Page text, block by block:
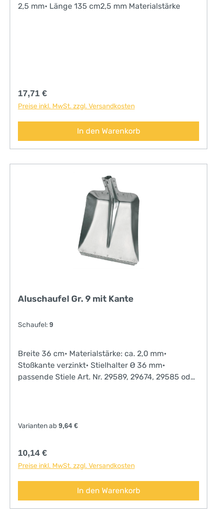
2,5 mm• Länge 135 cm2,5 mm Materialstärke
Regulärer Preis:
17,71 €
Preise inkl. MwSt. zzgl. Versandkosten
In den Warenkorb
Aluschaufel Gr. 9 mit Kante
Schaufel: 9
Breite 36 cm• Materialstärke: ca. 2,0 mm•
Stoßkante verzinkt• Stielhalter Ø 36 mm•
passende Stiele Art. Nr. 29589, 29674, 29585 oder
Varianten ab 9,64 €
Regulärer Preis:
10,14 €
Preise inkl. MwSt. zzgl. Versandkosten
In den Warenkorb